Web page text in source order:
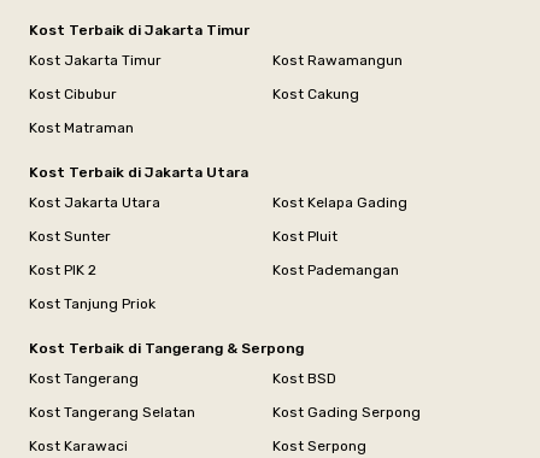
Kost Terbaik di Jakarta Timur
Kost Jakarta Timur
Kost Rawamangun
Kost Cibubur
Kost Cakung
Kost Matraman
Kost Terbaik di Jakarta Utara
Kost Jakarta Utara
Kost Kelapa Gading
Kost Sunter
Kost Pluit
Kost PIK 2
Kost Pademangan
Kost Tanjung Priok
Kost Terbaik di Tangerang & Serpong
Kost Tangerang
Kost BSD
Kost Tangerang Selatan
Kost Gading Serpong
Kost Karawaci
Kost Serpong